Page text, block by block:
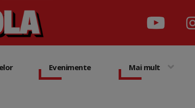
Evenimente Mai mult